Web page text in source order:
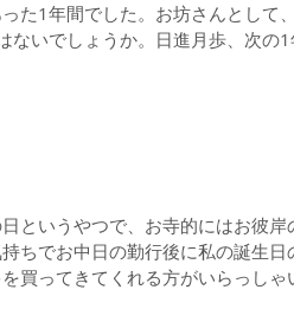
た1年間でした。お坊さんとして、
ないでしょうか。日進月歩、次の
というやつで、お寺的にはお彼岸
ちでお中日の勤行後に私の誕生日
買ってきてくれる方がいらっしゃ